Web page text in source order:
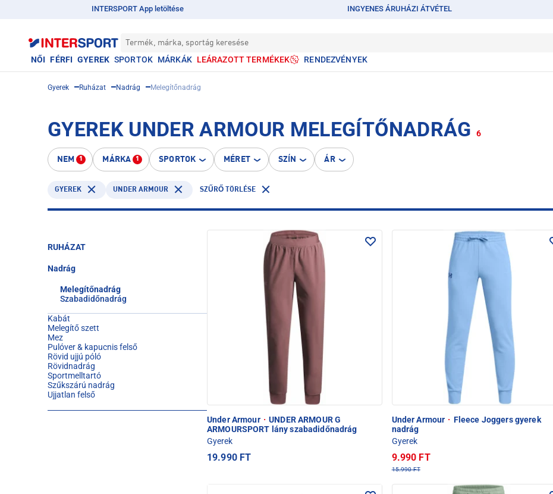
INTERSPORT App letöltése INGYENES ÁRUHÁZI ÁTVÉTEL
Termék, márka, sportág keresése
NŐI FÉRFI GYEREK SPORTOK MÁRKÁK LEÁRAZOTT TERMÉKEK RENDEZVÉNYEK
Gyerek Ruházat Nadrág Melegítőnadrág
GYEREK UNDER ARMOUR MELEGÍTŐNADRÁG 6
NEM 1 MÁRKA 1 SPORTOK MÉRET SZÍN ÁR
GYEREK UNDER ARMOUR SZŰRŐ TÖRLÉSE
RUHÁZAT
Nadrág
Melegítőnadrág
Szabadidőnadrág
Kabát
Melegítő szett
Mez
Pulóver & kapucnis felső
Rövid ujjú póló
Rövidnadrág
Sportmelltartó
Szűkszárú nadrág
Ujjatlan felső
Under Armour · UNDER ARMOUR G
ARMOURSPORT lány szabadidőnadrág
Gyerek
19.990 FT
Under Armour · Fleece Joggers gyerek
nadrág
Gyerek
9.990 FT
15.990 FT